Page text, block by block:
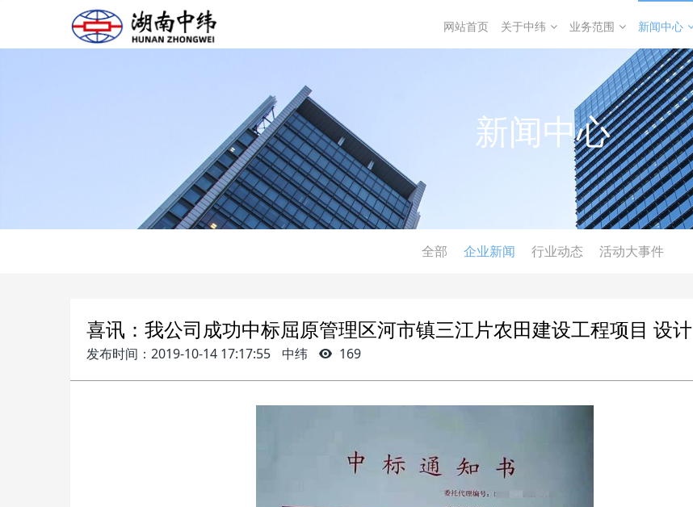
网站首页 关于中纬 业务范围 新闻中心
新闻中心
全部 企业新闻 行业动态 活动大事件
喜讯：我公司成功中标屈原管理区河市镇三江片农田建设工程项目 设计
发布时间：2019-10-14 17:17:55 中纬 169